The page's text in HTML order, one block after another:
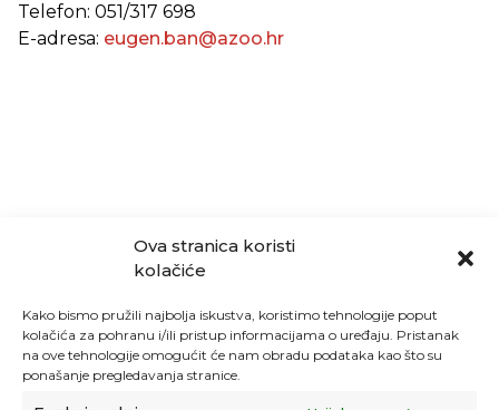
Ova stranica koristi
kolačiće
Kako bismo pružili najbolja iskustva, koristimo tehnologije poput
kolačića za pohranu i/ili pristup informacijama o uređaju. Pristanak
na ove tehnologije omogućit će nam obradu podataka kao što su
ponašanje pregledavanja stranice.
Telefon: 051/317 698
E-adresa: eugen.ban@azoo.hr